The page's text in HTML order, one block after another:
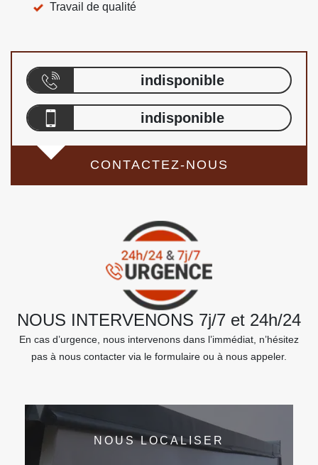
Travail de qualité
indisponible
indisponible
CONTACTEZ-NOUS
NOUS INTERVENONS 7j/7 et 24h/24
En cas d’urgence, nous intervenons dans l’immédiat, n’hésitez
pas à nous contacter via le formulaire ou à nous appeler.
NOUS LOCALISER